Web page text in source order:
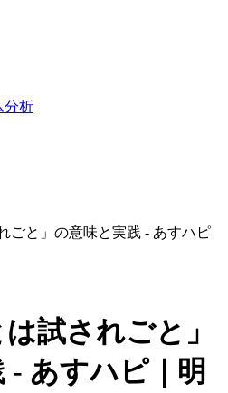
分析
ごと」の意味と実践 - あすハピ
試されごと」
- あすハピ｜明